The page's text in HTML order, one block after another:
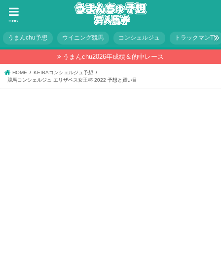
menu
うまんchu予想 ウイニング競馬 コンシェルジュ トラックマンTV
うまんchu2026年成績＆的中レース
HOME
KEIBAコンシェルジュ予想
競馬コンシェルジュ エリザベス女王杯 2022 予想と買い目